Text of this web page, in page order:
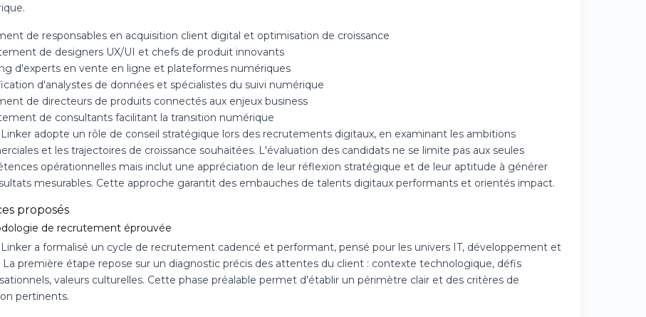
de responsables en acquisition client digital et optimisation de croissance
de designers UX/UI et chefs de produit innovants
d'experts en vente en ligne et plateformes numériques
d'analystes de données et spécialistes du suivi numérique
de directeurs de produits connectés aux enjeux business
de consultants facilitant la transition numérique
Linker adopte un rôle de conseil stratégique lors des recrutements digitaux, en examinant les ambitions
et les trajectoires de croissance souhaitées. L'évaluation des candidats ne se limite pas aux seules
opérationnelles mais inclut une appréciation de leur réflexion stratégique et de leur aptitude à générer
mesurables. Cette approche garantit des embauches de talents digitaux performants et orientés impact.
proposés
de recrutement éprouvée
Linker a formalisé un cycle de recrutement cadencé et performant, pensé pour les univers IT, développement et
La première étape repose sur un diagnostic précis des attentes du client : contexte technologique, défis
valeurs culturelles. Cette phase préalable permet d'établir un périmètre clair et des critères de
pertinents.